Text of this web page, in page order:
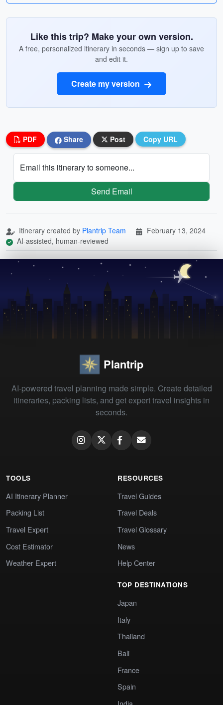
Like this trip? Make your own version.
A free, personalized itinerary in seconds — sign up to save
and edit it.
Create my version
PDF Share Post Copy URL
Email this itinerary to someone...
Send Email
Itinerary created by Plantrip Team
February 13, 2024
AI-assisted, human-reviewed
Plantrip
AI-powered travel planning made simple. Create detailed
itineraries, packing lists, and get expert travel insights in
seconds.
TOOLS
AI Itinerary Planner
Packing List
Travel Expert
Cost Estimator
Weather Expert
RESOURCES
Travel Guides
Travel Deals
Travel Glossary
News
Help Center
TOP DESTINATIONS
Japan
Italy
Thailand
Bali
France
Spain